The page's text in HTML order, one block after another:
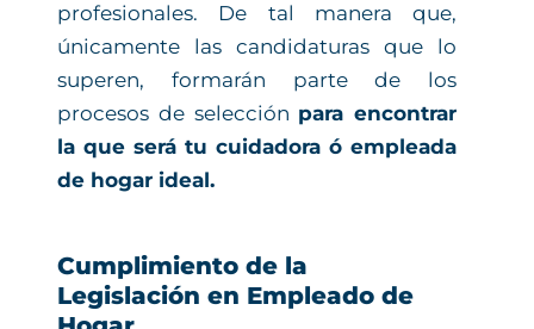
profesionales. De tal manera que,
únicamente las candidaturas que lo
superen, formarán parte de los
procesos de selección para encontrar
la que será tu cuidadora ó empleada
de hogar ideal.
Cumplimiento de la
Legislación en Empleado de